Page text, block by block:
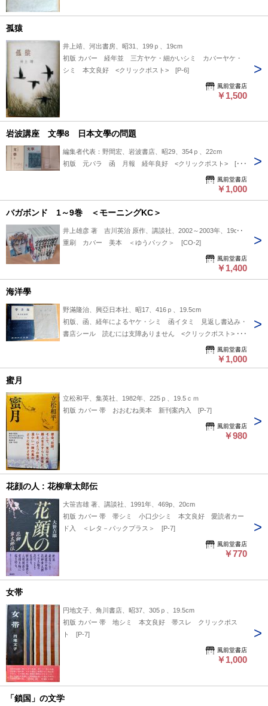
孤猿
井上靖、河出書房、昭31、199ｐ、19cm
初版 カバー 経年並 三方ヤケ・細かいシミ カバーヤケ・
シミ 本文良好 <クリックポスト> [P-6]
風前堂書店
￥1,500
岩波講座 文學8 日本文學の問題
編集者代表：野間宏、岩波書店、昭29、354ｐ、22cm
初版 元パラ 函 月報 経年良好 <クリックポスト> [I-6]
風前堂書店
￥1,000
バガボンド 1～9巻 ＜モーニングKC＞
井上雄彦 著 吉川英治 原作、講談社、2002～2003年、19cm
重刷 カバー 美本 ＜ゆうパック＞ [CO-2]
風前堂書店
￥1,400
海洋學
野滿隆治、興亞日本社、昭17、416ｐ、19.5cm
初版、函、経年によるヤケ・シミ 函イタミ 見返し書込み・
書店シール 読むには支障ありません <クリックポスト>
風前堂書店
￥1,000
蜜月
立松和平、集英社、1982年、225ｐ、19.5ｃｍ
初版 カバー 帯 おおむね美本 新刊案内入 [P-7]
風前堂書店
￥980
花顔の人 : 花柳章太郎伝
大笹吉雄 著、講談社、1991年、469p、20cm
初版 カバー 帯 帯シミ 小口少シミ 本文良好 愛読者カー
ド入 ＜レタ－パックプラス＞ [P-7]
風前堂書店
￥770
女帯
円地文子、角川書店、昭37、305ｐ、19.5cm
初版 カバー 帯 地シミ 本文良好 帯スレ クリックポス
ト [P-7]
風前堂書店
￥1,000
「鎖国」の文学